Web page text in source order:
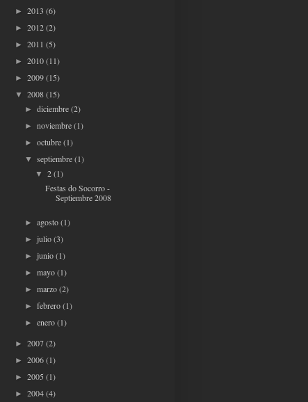
► 2013 (6)
► 2012(2)
► 2011 (5)
► 2010(11)
► 2009(15)
▼ 2008(15)
►diciembre(2)
►noviembre(1)
►octubre(1)
▼septiembre(1)
▼ 2(1)
Festas do Socorro -
Septiembre 2008
►agosto(1)
►julio(3)
►junio(1)
►mayo(1)
►marzo(2)
►febrero(1)
►enero(1)
► 2007(2)
► 2006(1)
► 2005 (1)
► 2004(4)